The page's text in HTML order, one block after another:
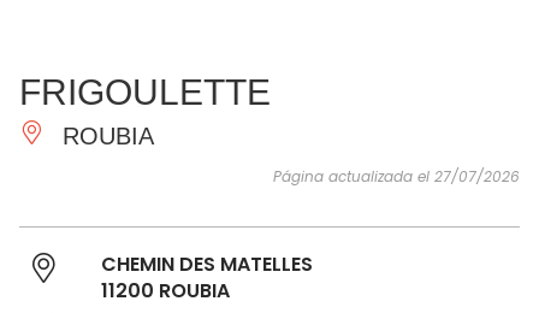
IMPRESCINDIBLES
HACER
FRIGOULETTE
ROUBIA
Página actualizada el 27/07/2026
CHEMIN DES MATELLES
11200 ROUBIA